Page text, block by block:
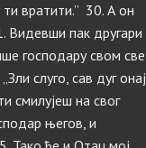
вратити.” 30. А он
Видевши пак другари
господару свом све
слуго, сав дуг онај
смилујеш на свог
његов, и